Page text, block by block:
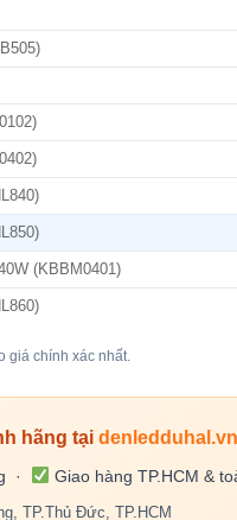
(KBBM0401)
giá chính xác nhất.
hãng tạidenledduhal.vn
· Giao hàng TP.HCM &
TP.Thủ Đức, TP.HCM